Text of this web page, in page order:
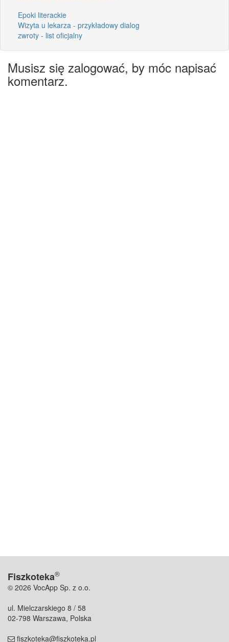
Epoki literackie
Wizyta u lekarza - przykładowy dialog
zwroty - list oficjalny
Musisz się zalogować, by móc napisać
komentarz.
Fiszkoteka®
© 2026 VocApp Sp. z o.o.
ul. Mielczarskiego 8 / 58
02-798 Warszawa, Polska
fiszkoteka@fiszkoteka.pl